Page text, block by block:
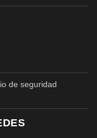
de seguridad